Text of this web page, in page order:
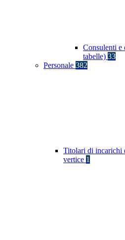
Consulenti e
tabelle) 33
Personale 382
Titolari di incarichi
vertice 1